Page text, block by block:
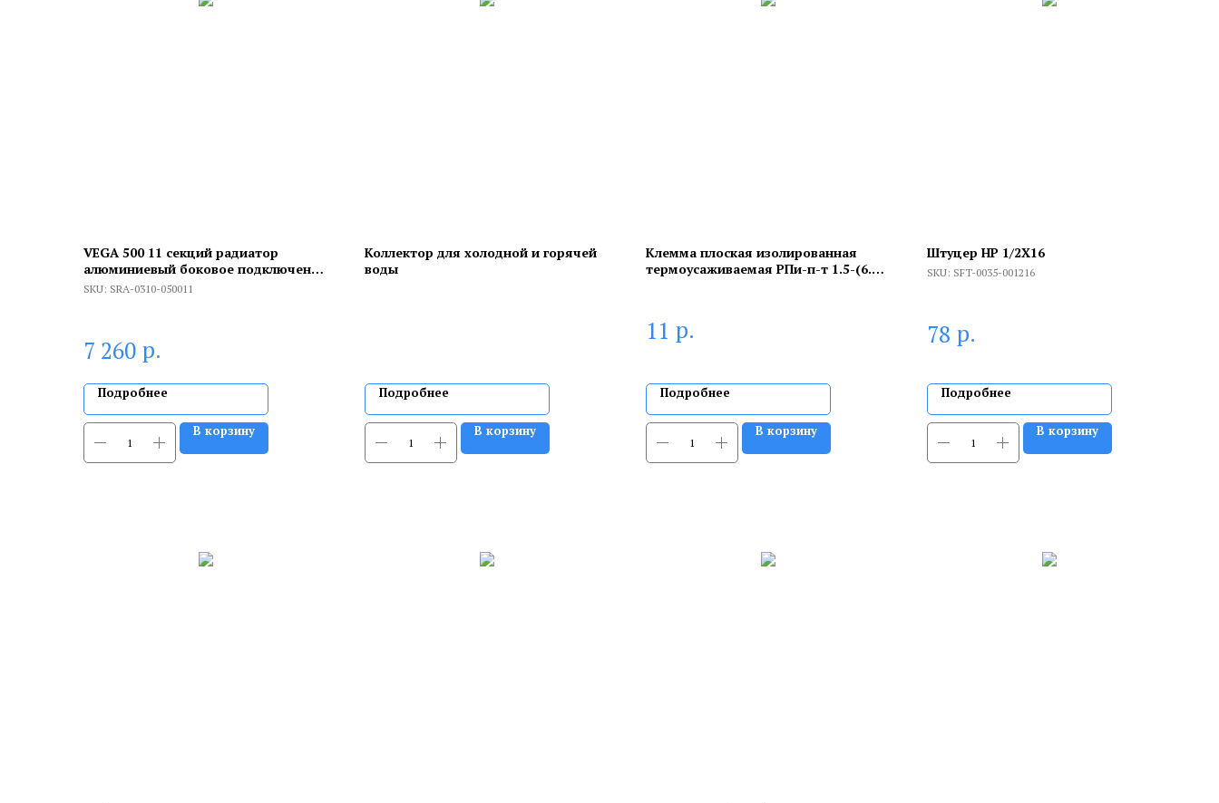
VEGA 500 11 секций радиатор
алюминиевый боковое подключение
(белый RAL 9016)
SKU: SRA-0310-050011
7 260 р.
Подробнее
В корзину
Коллектор для холодной и горячей
воды
Подробнее
В корзину
Клемма плоская изолированная
термоусаживаемая РПи-п-т 1.5-(6.3)/
11 р.
Подробнее
В корзину
Штуцер НР 1/2X16
SKU: SFT-0035-001216
78 р.
Подробнее
В корзину